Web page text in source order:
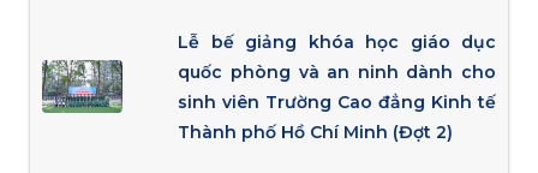
Lễ bế giảng khóa học giáo dục
quốc phòng và an ninh dành cho
sinh viên Trường Cao đẳng Kinh tế
Thành phố Hồ Chí Minh (Đợt 2)